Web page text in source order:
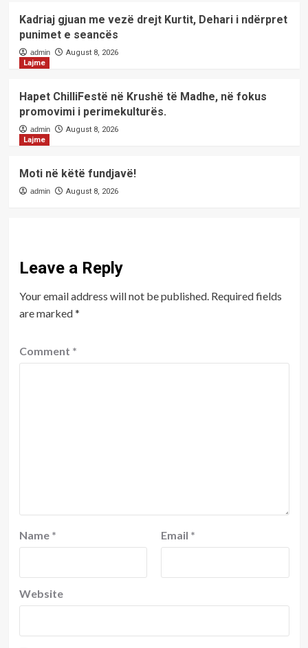
Kadriaj gjuan me vezë drejt Kurtit, Dehari i ndërpret
punimet e seancës
admin
August 8, 2026
Lajme
Hapet ChilliFestë në Krushë të Madhe, në fokus
promovimi i perimekulturës.
admin
August 8, 2026
Lajme
Moti në këtë fundjavë!
admin August 8, 2026
Leave a Reply
Your email address will not be published. Required fields
are marked*
Comment *
Name * Email *
Website